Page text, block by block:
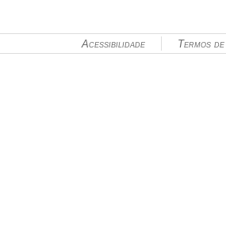
Termos
Acessibilidade